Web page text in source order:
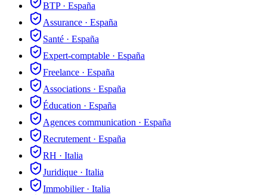
BTP· España
Assurance · España
Santé · España
Expert-comptable · España
Freelance · España
Associations · España
Éducation · España
Agences communication · España
Recrutement · España
RH · Italia
Juridique · Italia
Immobilier· Italia